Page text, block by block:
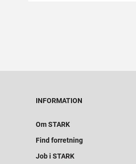
INFORMATION
Om STARK
Find forretning
Job i STARK